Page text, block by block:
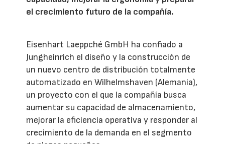
el crecimiento futuro de la compañía.
Eisenhart Laeppché GmbH ha confiado a
Jungheinrich el diseño y la construcción de
un nuevo centro de distribución totalmente
automatizado en Wilhelmshaven (Alemania),
un proyecto con el que la compañía busca
aumentar su capacidad de almacenamiento,
mejorar la eficiencia operativa y responder al
crecimiento de la demanda en el segmento